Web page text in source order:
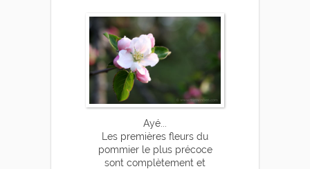
Ayé...
Les premières fleurs du
pommier le plus précoce
sont complètement et